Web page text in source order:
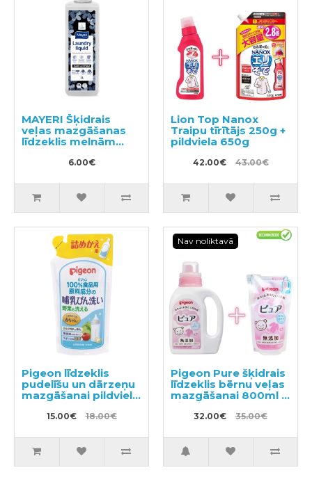
MAYERI Šķidrais
veļas mazgāšanas
līdzeklis melnām
6.00€
Lion Top Nanox
Traipu tīrītājs 250g +
pildviela 650g
42.00€ 43.00€
Pigeon līdzeklis
pudelīšu un dārzeņu
mazgāšanai pildviela
15.00€ 18.00€
Nav noliktavā
Pigeon Pure šķidrais
līdzeklis bērnu veļas
mazgāšanai 800ml +
pildviela 720ml
32.00€ 35.00€